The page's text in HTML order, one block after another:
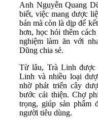
Anh Nguyễn Quang
biết, việc mang dược
bán mà còn là dịp để
hơn, học hỏi thêm
nghiệm làm ăn với
Dũng chia sẻ.
Từ lâu, Trà Linh được
Linh và nhiều loại
nhờ phát triển cây
bước cải thiện. Chợ
trọng, giúp sản phẩm
người tiêu dùng.